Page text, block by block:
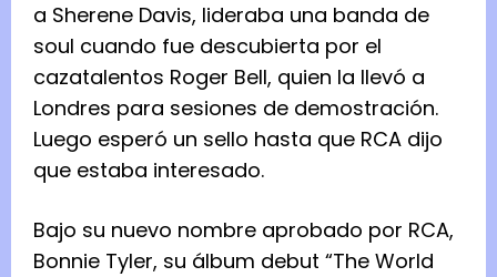
a Sherene Davis, lideraba una banda de
soul cuando fue descubierta por el
cazatalentos Roger Bell, quien la llevó a
Londres para sesiones de demostración.
Luego esperó un sello hasta que RCA dijo
que estaba interesado.
Bajo su nuevo nombre aprobado por RCA,
Bonnie Tyler, su álbum debut “The World